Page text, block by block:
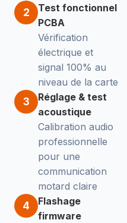
2
Test fonctionnel
PCBA
Vérification
électrique et
signal 100% au
niveau de la carte
3
Réglage & test
acoustique
Calibration audio
professionnelle
pour une
communication
motard claire
4
Flashage
firmware